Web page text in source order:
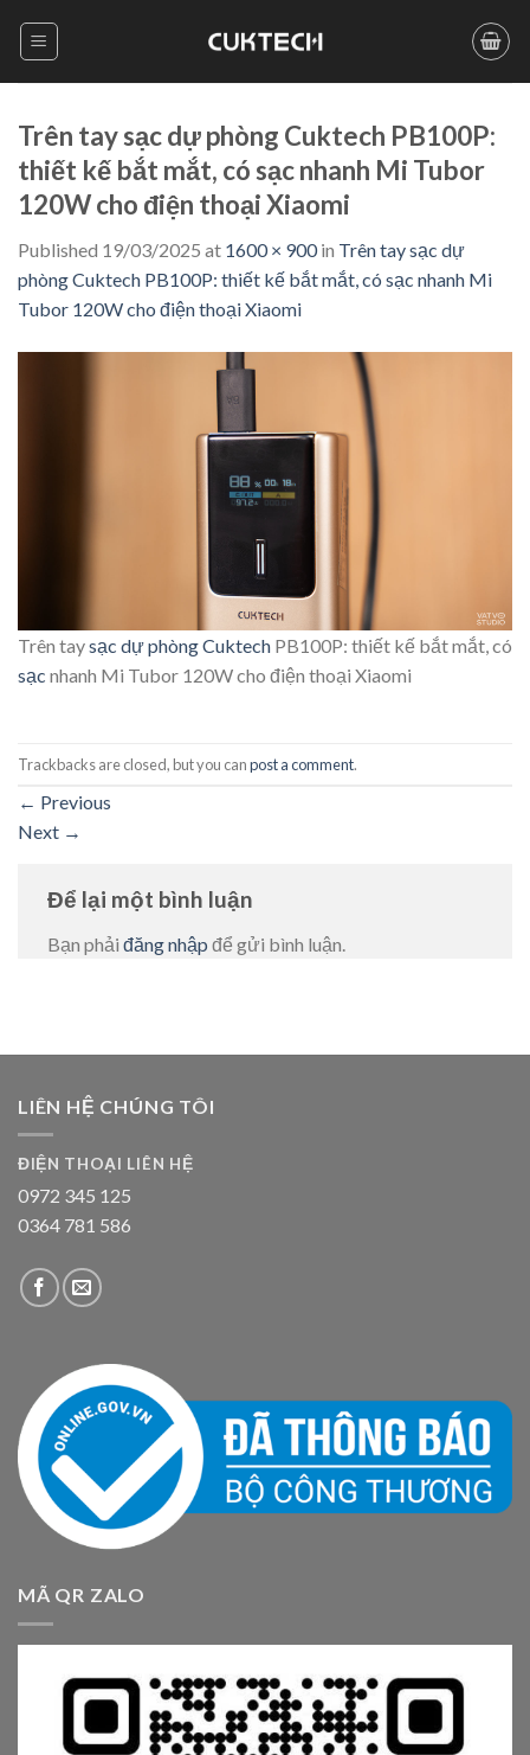
Trên tay sạc dự phòng Cuktech PB100P:
thiết kế bắt mắt, có sạc nhanh Mi Tubor
120W cho điện thoại Xiaomi
Published 19/03/2025 at 1600 × 900in Trên tay sạc dự
phòng Cuktech PB100P: thiết kế bắt mắt, có sạc nhanh Mi
Tubor 120W cho điện thoại Xiaomi
Trên taysạc dự phòngCuktech PB100P: thiết kế bắt mắt, có
sạc nhanh Mi Tubor 120W cho điện thoại Xiaomi
Trackbacks are closed, but you canpost a comment.
← Previous
Next →
Để lại một bình luận
Bạn phải đăng nhập để gửi bình luận.
LIÊN HỆ CHÚNG TÔI
ĐIỆN THOẠI LIÊN HỆ
0972 345 125
0364 781 586
MÃ QR ZALO